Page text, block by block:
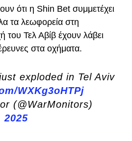
ότι η Shin Bet συμμετέχει
τα λεωφορεία στη
του Τελ Αβίβ έχουν λάβει
στα οχήματα.
exploded in Tel Aviv
WXKg3oHTPj
(@WarMonitors)
2025